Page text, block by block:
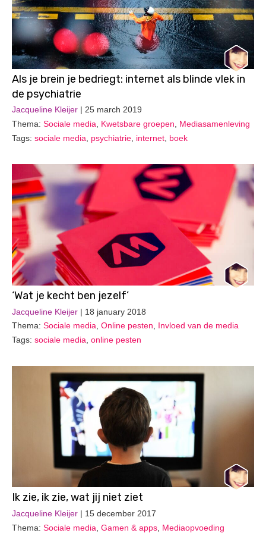
Als je brein je bedriegt: internet als blinde vlek in
de psychiatrie
Jacqueline Kleijer | 25 march 2019
Thema: Sociale media, Kwetsbare groepen, Mediasamenleving
Tags: sociale media psychiatrie internet boek
‘Wat je kecht ben jezelf’
Jacqueline Kleijer | 18 january 2018
Thema: Sociale media, Online pesten, Invloed van de media
Tags: sociale media, online pesten
Ik zie, ik zie, wat jij niet ziet
Jacqueline Kleijer | 15 december 2017
Thema: Sociale media Gamen & apps Mediaopvoeding